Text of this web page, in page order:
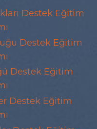
Destek Eğitim
Destek Eğitim
Destek Eğitim
Destek Eğitim